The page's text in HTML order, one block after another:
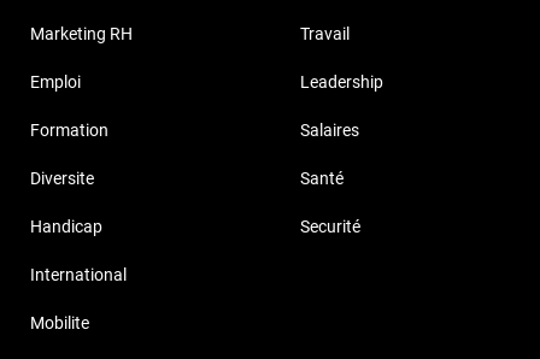
Marketing RH
Emploi
Formation
Diversite
Handicap
International
Mobilite
Travail
Leadership
Salaires
Santé
Securité